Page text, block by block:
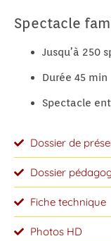
Spectacle
Jusqu’à 250
Durée 45 min
Spectacle
Dossier de
Dossier
Fiche technique
Photos HD